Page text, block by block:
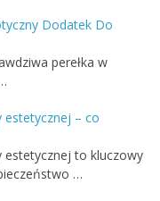
Dodatek Do
perełka w
estetycznej – co
estetycznej to kluczowy
…